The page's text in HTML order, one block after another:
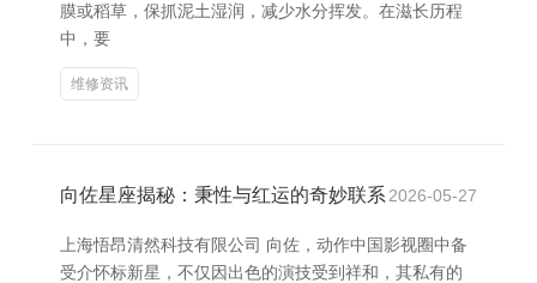
膜或稻草，保抓泥土湿润，减少水分挥发。在滋长历程
中，要
维修资讯
向佐星座揭秘：秉性与红运的奇妙联系 2026-05-27
上海悟昂清然科技有限公司 向佐，动作中国影视圈中备
受介怀标新星，不仅因出色的演技受到祥和，其私有的